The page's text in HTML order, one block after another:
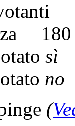
sì
no
(